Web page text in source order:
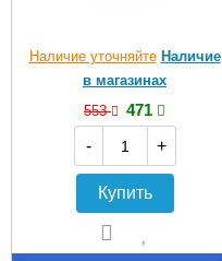
Наличие уточняйте Наличие
в магазинах
553
471
-
+
Купить